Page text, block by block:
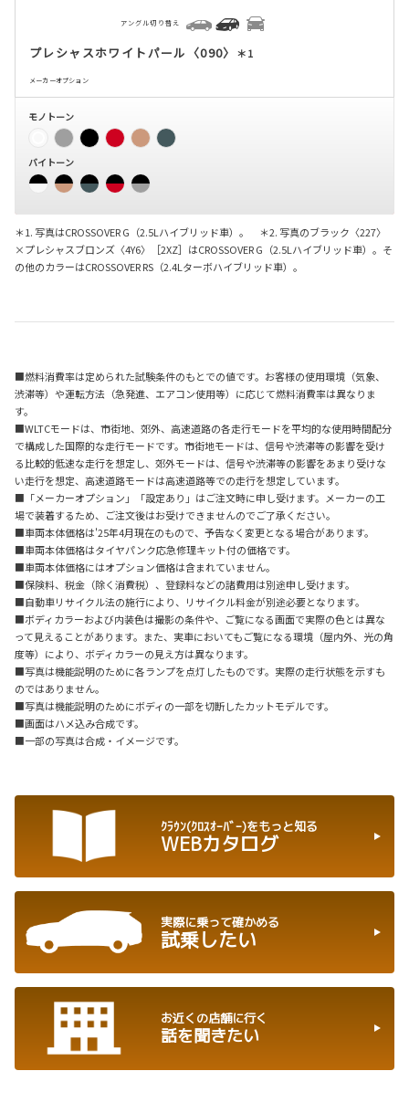
プレシャスホワイトパール〈090〉 ＊1
メーカーオプション
アングル切り替え
モノトーン
バイトーン
＊1. 写真はCROSSOVER G（2.5Lハイブリッド車）。 ＊2. 写真のブラック〈227〉
×プレシャスブロンズ〈4Y6〉［2XZ］はCROSSOVER G（2.5Lハイブリッド車）。そ
の他のカラーはCROSSOVER RS（2.4Lターボハイブリッド車）。
■燃料消費率は定められた試験条件のもとでの値です。お客様の使用環境（気象、
渋滞等）や運転方法（急発進、エアコン使用等）に応じて燃料消費率は異なりま
す。
■WLTCモードは、市街地、郊外、高速道路の各走行モードを平均的な使用時間配分
で構成した国際的な走行モードです。市街地モードは、信号や渋滞等の影響を受け
る比較的低速な走行を想定し、郊外モードは、信号や渋滞等の影響をあまり受けな
い走行を想定、高速道路モードは高速道路等での走行を想定しています。
■「メーカーオプション」「設定あり」はご注文時に申し受けます。メーカーの工
場で装着するため、ご注文後はお受けできませんのでご了承ください。
■車両本体価格は'25年4月現在のもので、予告なく変更となる場合があります。
■車両本体価格はタイヤパンク応急修理キット付の価格です。
■車両本体価格にはオプション価格は含まれていません。
■保険料、税金（除く消費税）、登録料などの諸費用は別途申し受けます。
■自動車リサイクル法の施行により、リサイクル料金が別途必要となります。
■ボディカラーおよび内装色は撮影の条件や、ご覧になる画面で実際の色とは異な
って見えることがあります。また、実車においてもご覧になる環境（屋内外、光の角
度等）により、ボディカラーの見え方は異なります。
■写真は機能説明のために各ランプを点灯したものです。実際の走行状態を示すも
のではありません。
■写真は機能説明のためにボディの一部を切断したカットモデルです。
■画面はハメ込み合成です。
■一部の写真は合成・イメージです。
ｸﾗｳﾝ(ｸﾛｽｵｰﾊﾞｰ)をもっと知る
WEBカタログ
実際に乗って確かめる
試乗したい
お近くの店舗に行く
話を聞きたい